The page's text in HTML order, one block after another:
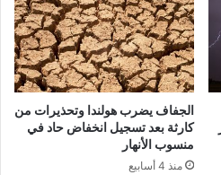
الجفاف يضرب هولندا وتحذيرات من
كارثة بعد تسجيل انخفاض حاد في
منسوب الأنهار
منذ 4 أسابيع